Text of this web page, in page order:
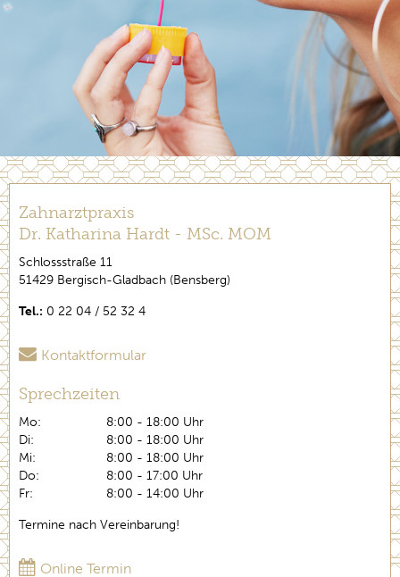
Zahnarztpraxis
Dr. Katharina Hardt - MSc. MOM
Schlossstraße 11
51429 Bergisch-Gladbach (Bensberg)
Tel.: 0 22 04 / 52 32 4
Kontaktformular
Sprechzeiten
Mo:
8:00 - 18:00 Uhr
Di:
8:00 - 18:00 Uhr
Mi:
8:00 - 18:00 Uhr
Do:
8:00 - 17:00 Uhr
Fr:
8:00 - 14:00 Uhr
Termine nach Vereinbarung!
Online Termin